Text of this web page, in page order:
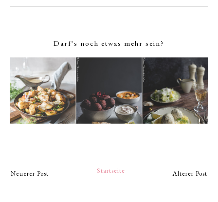
Darf's noch etwas mehr sein?
Neuerer Post Älterer Post
Startseite